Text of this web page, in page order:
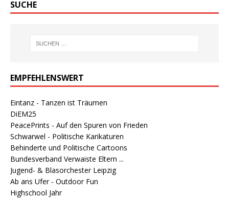
SUCHE
EMPFEHLENSWERT
Eintanz - Tanzen ist Träumen
DiEM25
PeacePrints - Auf den Spuren von Frieden
Schwarwel - Politische Karikaturen
Behinderte und Politische Cartoons
Bundesverband Verwaiste Eltern ...
Jugend- & Blasorchester Leipzig
Ab ans Ufer - Outdoor Fun
Highschool Jahr